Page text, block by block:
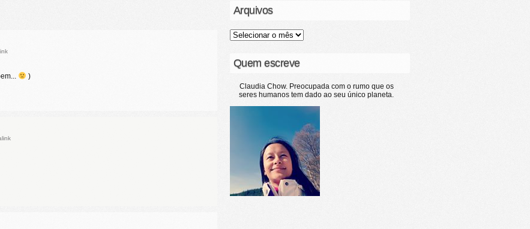
)
Arquivos
Quem escreve
Claudia Chow. Preocupada com o rumo que os
seres humanos tem dado ao seu único planeta.